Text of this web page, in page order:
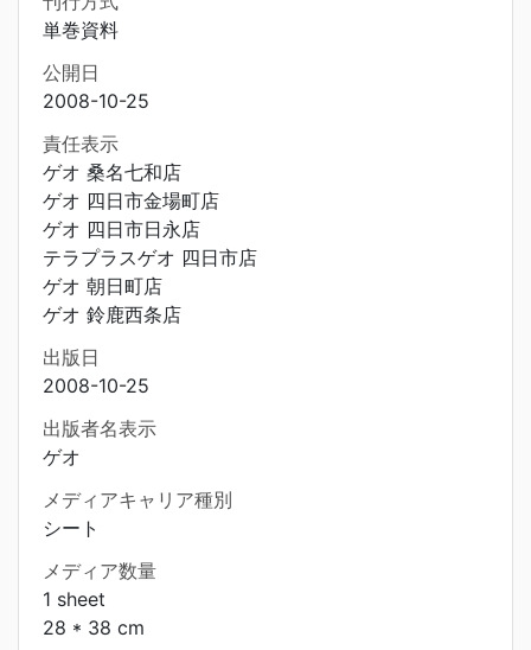
単巻資料
公開日
2008-10-25
責任表示
ゲオ 桑名七和店
ゲオ 四日市金場町店
ゲオ 四日市日永店
テラプラスゲオ 四日市店
ゲオ 朝日町店
ゲオ 鈴鹿西条店
出版日
2008-10-25
出版者名表示
ゲオ
メディアキャリア種別
シート
メディア数量
1 sheet
28 * 38 cm